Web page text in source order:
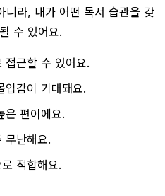
니라, 내가 어떤 독서 습관을 갖
수 있어요.
접근할 수 있어요.
입감이 기대돼요.
은 편이에요.
무난해요.
적합해요.